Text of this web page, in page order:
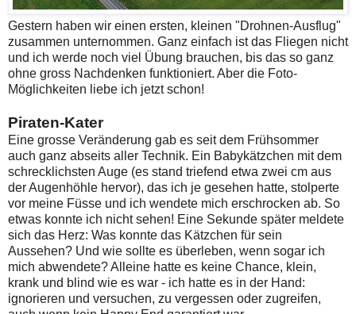
Gestern haben wir einen ersten, kleinen "Drohnen-Ausflug"
zusammen unternommen. Ganz einfach ist das Fliegen nicht
und ich werde noch viel Übung brauchen, bis das so ganz
ohne gross Nachdenken funktioniert. Aber die Foto-
Möglichkeiten liebe ich jetzt schon!
Piraten-Kater
Eine grosse Veränderung gab es seit dem Frühsommer
auch ganz abseits aller Technik. Ein Babykätzchen mit dem
schrecklichsten Auge (es stand triefend etwa zwei cm aus
der Augenhöhle hervor), das ich je gesehen hatte, stolperte
vor meine Füsse und ich wendete mich erschrocken ab. So
etwas konnte ich nicht sehen! Eine Sekunde später meldete
sich das Herz: Was konnte das Kätzchen für sein
Aussehen? Und wie sollte es überleben, wenn sogar ich
mich abwendete? Alleine hatte es keine Chance, klein,
krank und blind wie es war - ich hatte es in der Hand:
ignorieren und versuchen, zu vergessen oder zugreifen,